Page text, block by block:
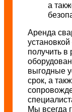
а
Аренда
получить в
выгодные
срок, а
Мы всегда